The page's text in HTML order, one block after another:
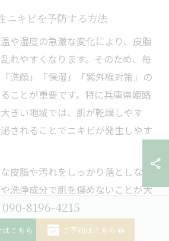
ニキビを予防する方法
や湿度の急激な変化により、皮脂
れやすくなります。そのため、毎
洗顔」「保湿」「紫外線対策」の
ことが重要です。特に兵庫県姫路
きい地域では、肌が乾燥しやす
されることでニキビが発生しやす
皮脂や汚れをしっかり落としなが
洗浄成分で肌を傷めないことが大
と乳液を重ねて水分と油分のバラ
ア機能をサポートしましょう。ま
090-8196-4215
こちら ご予約はこちら